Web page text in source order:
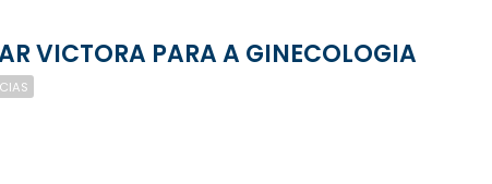
VICTORA PARA A GINECOLOGIA